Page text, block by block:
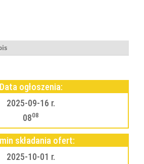
Data ogłoszenia:
2025-09-16 r.
0808
składania ofert:
2025-10-01 r.